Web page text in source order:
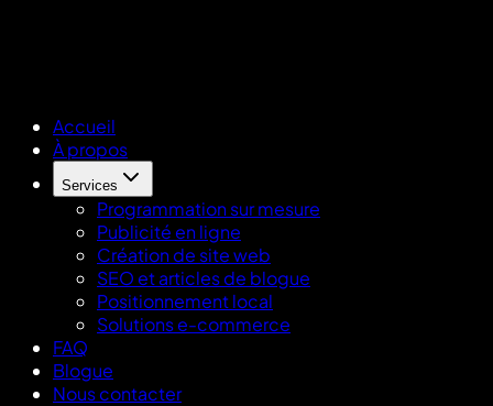
Accueil
À propos
Services
Programmation sur mesure
Publicité en ligne
Création de site web
SEO et articles de blogue
Positionnement local
Solutions e-commerce
FAQ
Blogue
Nous contacter